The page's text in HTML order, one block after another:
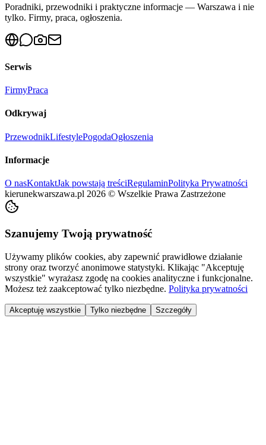
Poradniki, przewodniki i praktyczne informacje — Warszawa i nie
tylko. Firmy, praca, ogłoszenia.
Serwis
FirmyPraca
Odkrywaj
PrzewodnikLifestylePogodaOgłoszenia
Informacje
O nasKontaktJak powstają treściRegulaminPolityka Prywatności
kierunekwarszawa.pl 2026 © Wszelkie Prawa Zastrzeżone
Szanujemy Twoją prywatność
Używamy plików cookies, aby zapewnić prawidłowe działanie
strony oraz tworzyć anonimowe statystyki. Klikając "Akceptuję
wszystkie" wyrażasz zgodę na cookies analityczne i funkcjonalne.
Możesz też zaakceptować tylko niezbędne. Polityka prywatności
Akceptuję wszystkie Tylko niezbędne Szczegóły